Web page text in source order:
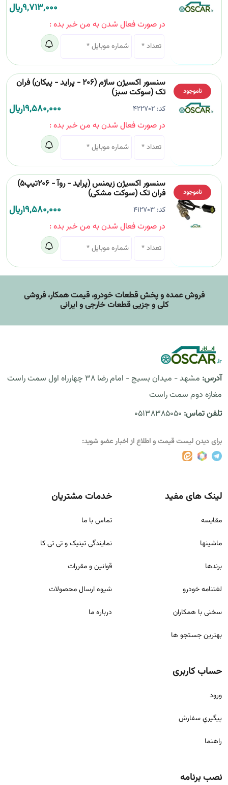
9,713,000﷼
در صورت فعال شدن به من خبر بده :
ناموجود
سنسور اکسیژن ساژم (206 - پراید - پیکان) فران
تک (سوکت سبز)
کد:422702
19,580,000﷼
در صورت فعال شدن به من خبر بده :
ناموجود
سنسور اکسیژن زیمنس (پراید - روآ - 206تیپ5)
فران تک (سوکت مشکی)
کد:412703
19,580,000﷼
در صورت فعال شدن به من خبر بده :
فروش عمده و پخش قطعات خودرو، قيمت همکار، فروشی
کلی و جزیی قطعات خارجی و ایرانی
آدرس:
مشهد - میدان بسیج - امام رضا 38 چهارراه اول سمت راست
مغازه دوم سمت راست
تلفن تماس: 05138385050
برای دیدن لیست قیمت و اطلاع از اخبار عضو شوید:
لینک های مفید
مقايسه
ماشینها
برندها
لغتنامه خودرو
سخنی با همکاران
بهترین جستجو ها
خدمات مشتریان
تماس با ما
نمایندگی تیتیک و تی تی کا
قوانين و مقررات
شيوه ارسال محصولات
درباره ما
حساب کاربری
ورود
پيگيري سفارش
راهنما
نصب برنامه